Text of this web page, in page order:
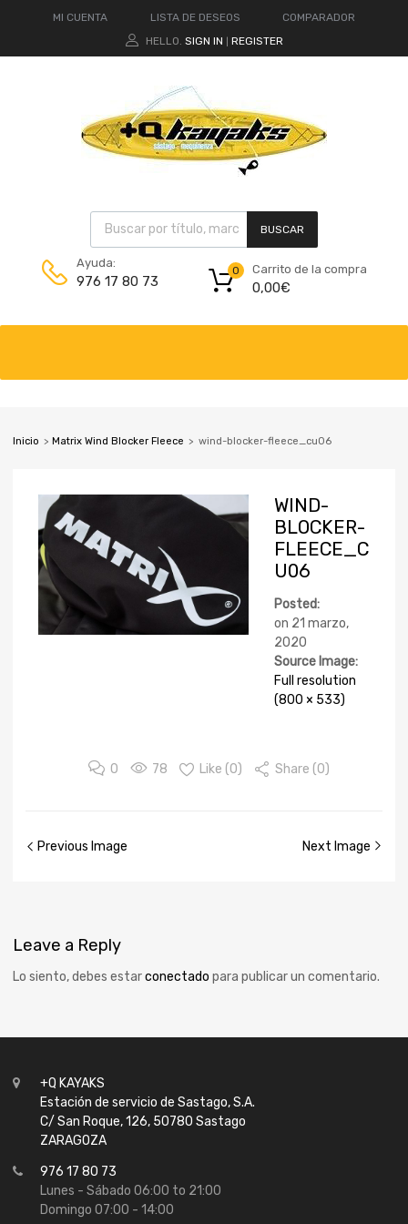
MI CUENTA LISTA DE DESEOS
COMPARADOR
HELLO. SIGN IN REGISTER
BUSCAR
Ayuda:
976 17 80 73
Carrito de la compra
0,00€
0
Inicio > Matrix Wind Blocker Fleece > wind-blocker-fleece_cu06
WIND-
BLOCKER-
FLEECE_C
U06
Posted:
on 21 marzo,
2020
Source Image:
Full resolution
(800 × 533)
0 78 Like (0) Share (0)
Previous Image Next Image
Leave a Reply
Lo siento, debes estarconectado para publicar un comentario.
+Q KAYAKS
Estación de servicio de Sastago, S.A.
C/ San Roque, 126, 50780 Sastago
ZARAGOZA
976 17 80 73
Lunes - Sábado 06:00 to 21:00
Domingo 07:00 - 14:00